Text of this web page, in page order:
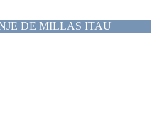
DE MILLAS ITAU